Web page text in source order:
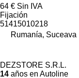
64 € Sin IVA
Fijación
51415010218
Rumanía, Suceava
DEZSTORE S.R.L.
14 años en Autoline